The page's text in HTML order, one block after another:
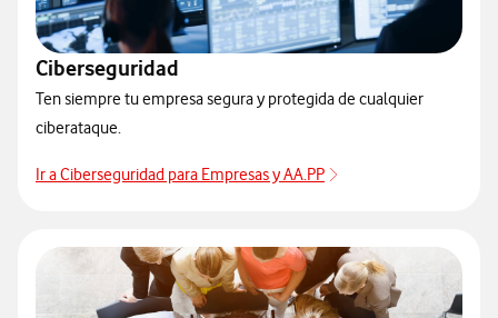
Ciberseguridad
Ten siempre tu empresa segura y protegida de cualquier
ciberataque.
Ir a Ciberseguridad para Empresas y AA.PP